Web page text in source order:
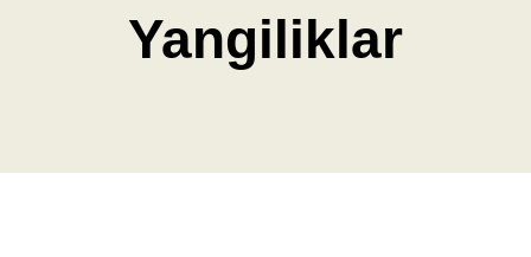
Yangiliklar